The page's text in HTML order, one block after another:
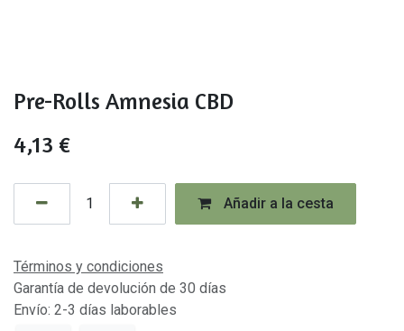
Pre-Rolls Amnesia CBD
4,13 €
Añadir a la cesta
Términos y condiciones
Garantía de devolución de 30 días
Envío: 2-3 días laborables